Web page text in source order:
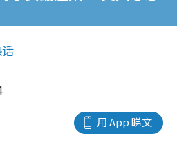
用 App 睇文